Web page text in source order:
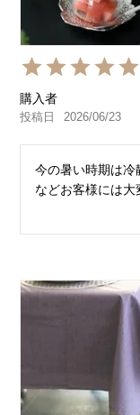
購入者
投稿日 2026/06/23
今の暑い時期は冷
などお客様には大